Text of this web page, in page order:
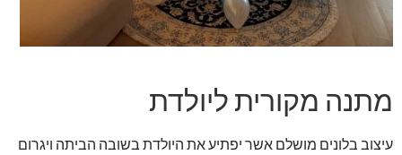
זר מתוק
מתנות בראשון לציון
מתנה מקורית ליולדת
עיצוב בלונים מושלם אשר יפתיע את היולדת בשובה הביתה ויגרום